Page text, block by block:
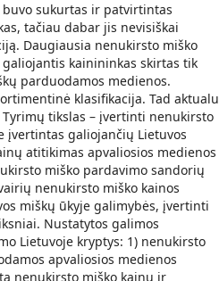
buvo sukurtas ir patvirtintas
tačiau dabar jis nevisiškai
Daugiausia nenukirsto miško
kainininkas skirtas tik
parduodamos medienos.
klasifikacija. Tad aktualu
tikslas – įvertinti nenukirsto
įvertintas galiojančių Lietuvos
atitikimas apvaliosios medienos
miško pardavimo sandorių
nenukirsto miško kainos
miškų ūkyje galimybės, įvertinti
Nustatytos galimos
Lietuvoje kryptys: 1) nenukirsto
apvaliosios medienos
nenukirsto miško kainų ir